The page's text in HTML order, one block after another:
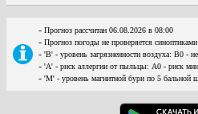
- Прогноз рассчитан 06.08.2026 в 08:00
- Прогноз погоды не проверяется синоптиками
- 'В' - уровень загрязненности воздуха: В0 -
- 'А' - риск аллергии от пыльцы: А0 - риск
- 'М' - уровень магнитной бури по 5 бальной